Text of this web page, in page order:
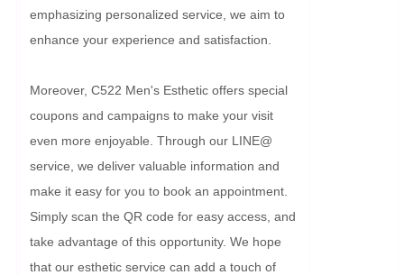
emphasizing personalized service, we aim to
enhance your experience and satisfaction.
Moreover, C522 Men's Esthetic offers special
coupons and campaigns to make your visit
even more enjoyable. Through our LINE@
service, we deliver valuable information and
make it easy for you to book an appointment.
Simply scan the QR code for easy access, and
take advantage of this opportunity. We hope
that our esthetic service can add a touch of